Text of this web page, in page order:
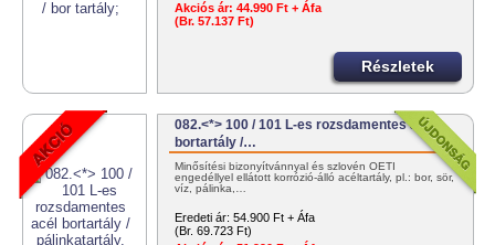
Akciós ár: 44.990 Ft + Áfa
(Br. 57.137 Ft)
Részletek
082.<*> 100 / 101 L-es rozsdamentes acél
bortartály /…
Minősítési bizonyítvánnyal és szlovén OÉTI
engedéllyel ellátott korrózió-álló acéltartály, pl.: bor, sör,
víz, pálinka,…
Eredeti ár: 54.900 Ft + Áfa
(Br. 69.723 Ft)